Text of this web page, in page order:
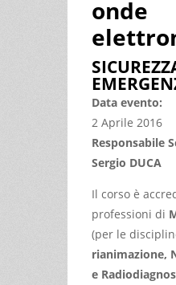
onde
Data evento:
2 Aprile 2016
Responsabile
Sergio DUCA
Il corso è
professioni di
(per le
rianimazione,
e